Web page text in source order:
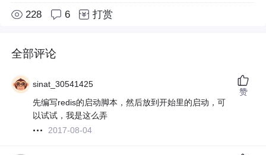
228 6 打赏
全部评论
sinat_30541425
先编写redis的启动脚本，然后放到开始里的启动，可
以试试，我是这么弄
2017-08-04
赞